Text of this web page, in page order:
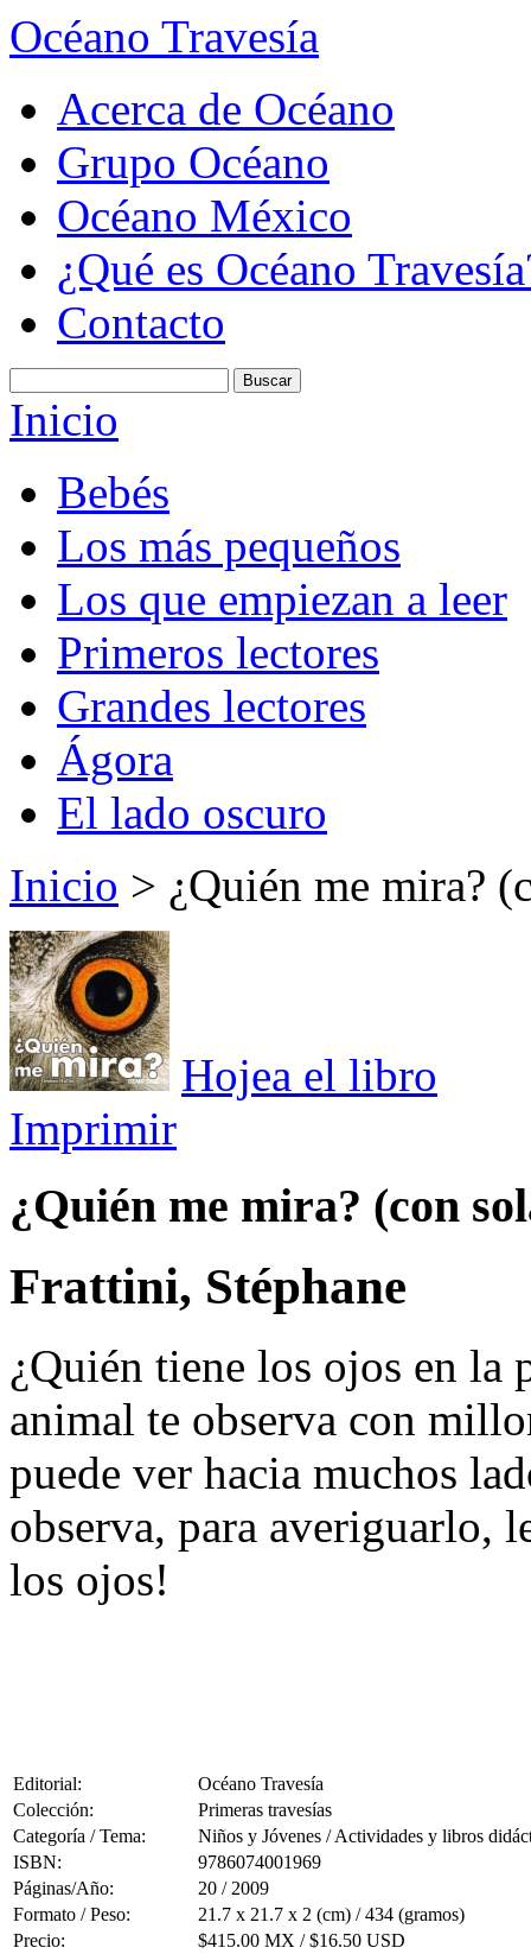
Océano Travesía
Acerca de Océano
Grupo Océano
Océano México
¿Qué es Océano
Contacto
Inicio
Bebés
Los más pequeños
Los que empiezan a leer
Primeros lectores
Grandes lectores
Ágora
El lado oscuro
Inicio > ¿Quién me mira?
Hojea el libro
Imprimir
¿Quién me mira? (con
Frattini, Stéphane
¿Quién tiene los ojos en la
animal te observa con
puede ver hacia muchos
observa, para averiguarlo,
los ojos!
Editorial:
Océano Travesía
Colección:
Primeras travesías
Categoría / Tema:
Niños y Jóvenes / Actividades y libros
ISBN:
9786074001969
Páginas/Año:
20 / 2009
Formato / Peso:
21.7 x 21.7 x 2 (cm) / 434 (gramos)
Precio:
$415.00 MX / $16.50 USD